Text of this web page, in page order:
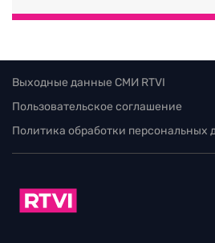
Выходные данные СМИ RTVI
Пользовательское соглашение
Политика обработки персональных